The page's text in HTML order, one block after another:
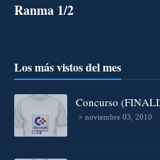
Ranma 1/2
Los más vistos del mes
Concurso
noviembre 03, 2010